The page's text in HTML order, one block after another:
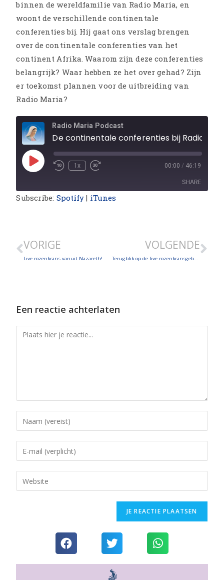
binnen de wereldfamilie van Radio Maria, en
woont de verschillende continentale
conferenties bij. Hij gaat ons verslag brengen
over de continentale conferenties van het
continent Afrika. Waarom zijn deze conferenties
belangrijk? Waar hebben ze het over gehad? Zijn
er toekomst plannen voor de uitbreiding van
Radio Maria?
Radio Maria Podcast
1x 00:00 / 46:19
SHARE
Subscribe: Spotify | iTunes
VORIGE
Live rozenkrans vanuit Nazareth!
VOLGENDE
Terugblik op de live rozenkransgebed vanuit Nazareth op 25 maart 2022
Een reactie achterlaten